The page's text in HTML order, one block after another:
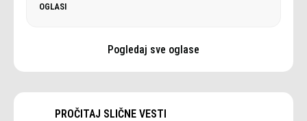
OGLASI
Pogledaj sve oglase
PROČITAJ SLIČNE VESTI